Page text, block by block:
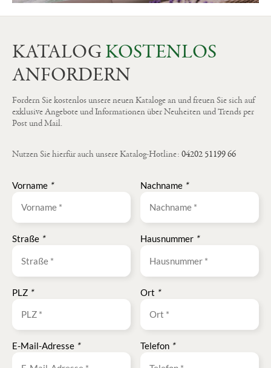
KATALOG KOSTENLOS
ANFORDERN
Fordern Sie kostenlos unsere neuen Kataloge an und freuen Sie sich auf
exklusive Angebote und Informationen über Neuheiten und Trends per
Post und Mail.
Nutzen Sie hierfür auch unsere Katalog-Hotline: 04202 51199 66
Vorname * Nachname *
Straße * Hausnummer *
PLZ * Ort *
E-Mail-Adresse * Telefon *